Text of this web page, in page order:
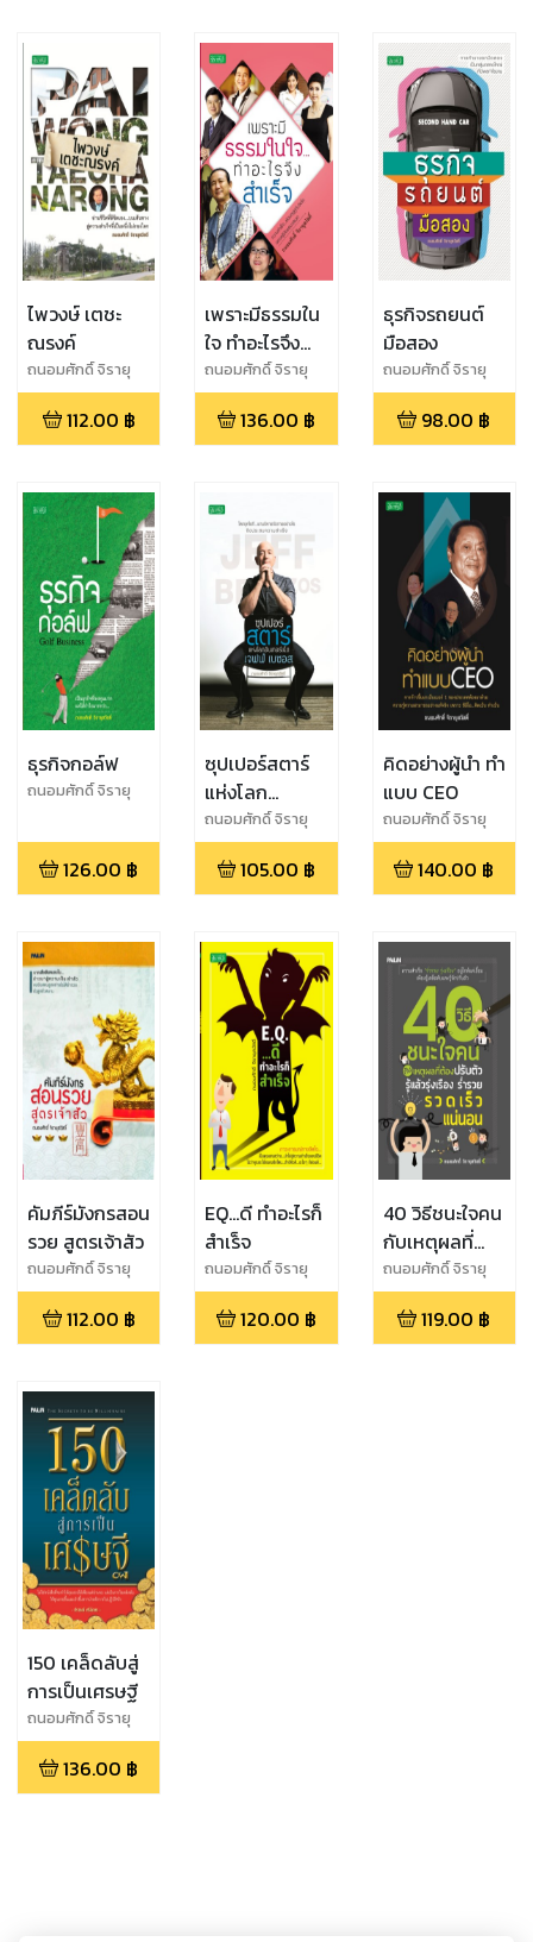
ไพวงษ์ เตชะ
ณรงค์
ถนอมศักดิ์ จิรายุ
สวัสดิ์
112.00 ฿
เพราะมีธรรมใน
ใจ ทำอะไรจึง
สำเร็จ
ถนอมศักดิ์ จิรายุ
สวัสดิ์
136.00 ฿
ธุรกิจรถยนต์
มือสอง
ถนอมศักดิ์ จิรายุ
สวัสดิ์
98.00 ฿
ธุรกิจกอล์ฟ
ถนอมศักดิ์ จิรายุ
126.00 ฿
ซุปเปอร์สตาร์
แห่งโลก
อินเทอร์เน็ต
เจฟฟ์ เบซอส
ถนอมศักดิ์ จิรายุ
สวัสดิ์
105.00 ฿
คิดอย่างผู้นำ ทำ
แบบ CEO
ถนอมศักดิ์ จิรายุ
สวัสดิ์
140.00 ฿
คัมภีร์มังกรสอน
รวย สูตรเจ้าสัว
ถนอมศักดิ์ จิรายุ
สวัสดิ์
112.00 ฿
EQ...ดี ทำอะไรก็
สำเร็จ
ถนอมศักดิ์ จิรายุ
สวัสดิ์
120.00 ฿
40 วิธีชนะใจคน
กับเหตุผลที่
ต้องปรับตัว รู้
แล้วรุ่งเรือง
ร่ำรวยรวดเร็ว
ถนอมศักดิ์ จิรายุ
สวัสดิ์
119.00 ฿
150 เคล็ดลับสู่
การเป็นเศรษฐี
ถนอมศักดิ์ จิรายุ
สวัสดิ์
136.00 ฿